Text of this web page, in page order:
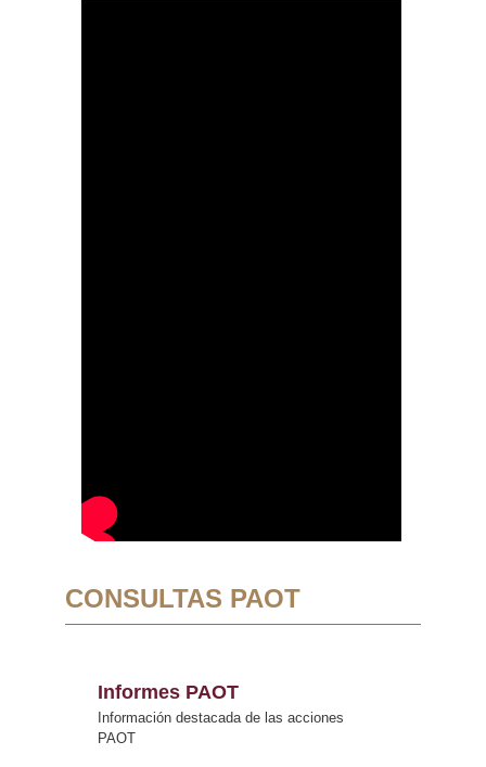
CONSULTAS PAOT
Informes PAOT
Información destacada de las acciones
PAOT